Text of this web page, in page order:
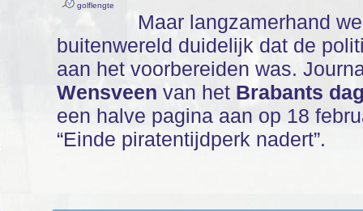
golflengte
Maar langzamerhand
buitenwereld duidelijk dat de
aan het voorbereiden was.
Wensveen van het Brabants
een halve pagina aan op 18
“Einde piratentijdperk nadert”.